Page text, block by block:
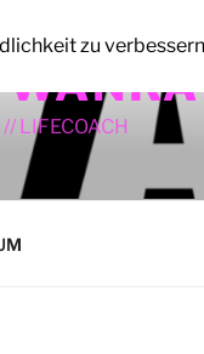
LIFECOACH
zu